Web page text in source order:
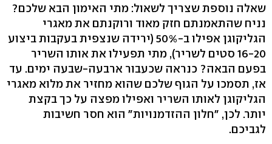
שאלה נוספת שצריך לשאול: מתי האימון הבא שלכם?
נניח שהתאמנתם חזק מאוד ורוקנתם את מאגרי
הגליקוגן אפילו ב-50% (ירידה שנצפית בעקבות ביצוע
16-20 סטים לשריר), מתי תפעילו את אותו השריר
בפעם הבאה? כנראה שכעבור ארבעה-שבעה ימים. עד
אז, תסמכו על הגוף שלכם שהוא מחזיר את מלוא מאגרי
הגליקוגן לאותו השריר ואפילו מפצה על כך בקצת
יותר. לכן, "חלון ההזדמנויות" הוא חסר חשיבות
לגביכם.